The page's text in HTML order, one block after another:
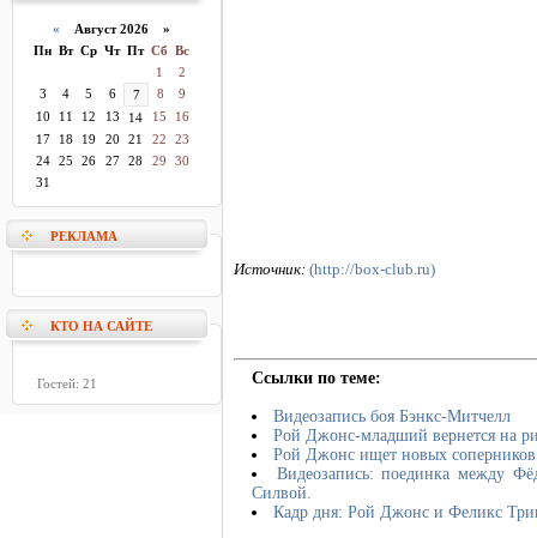
« Август 2026 »
Пн Вт Ср Чт Пт Сб Вс
1
2
3
4 5 6 7 8
9
10
11 12 13 14 15
16
17
18 19 20 21 22
23
24
25 26 27 28 29
30
31
РЕКЛАМА
КТО НА САЙТЕ
Гостей: 21
Источник: (http://box-club.ru)
Ссылки по теме:
Видеозапись боя Бэнкс-Митчелл
Рой Джонс-младший вернется на
Рой Джонс ищет новых
Видеозапись: поединка между
Силвой.
Кадр дня: Рой Джонс и Феликс